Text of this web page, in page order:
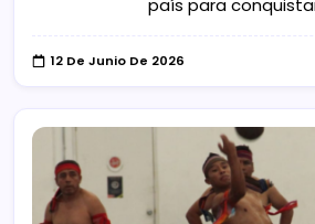
país para
12 De Junio De 2026